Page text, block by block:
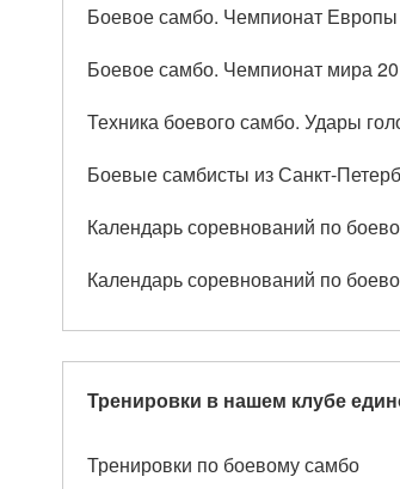
Боевое самбо. Чемпионат
Боевое самбо. Чемпионат мира
Техника боевого самбо. Удары
Боевые самбисты из Санкт-
Календарь соревнований по
Календарь соревнований по
Тренировки в нашем клубе
Тренировки по боевому самбо